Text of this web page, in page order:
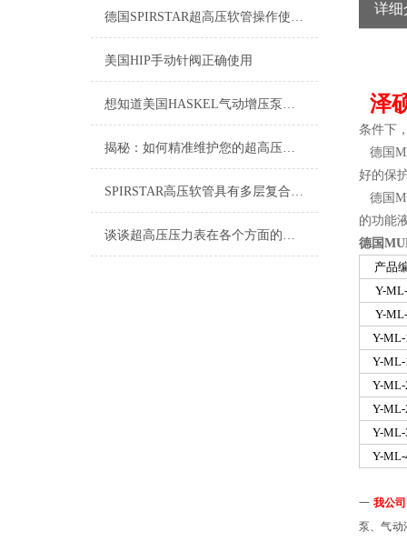
德国SPIRSTAR超高压软管操作使用说明书
美国HIP手动针阀正确使用
想知道美国HASKEL气动增压泵特点及应用的看这里！
揭秘：如何精准维护您的超高压动力单元
SPIRSTAR高压软管具有多层复合结构和良好的性能
谈谈超高压压力表在各个方面的注意事项
详细
泽
条件下
德国
好的保
德国
的功能
德国
产品
Y-
Y-
Y-ML-
Y-ML-
Y-ML-
Y-ML-
Y-ML-
Y-ML-
一 我公
泵、气动